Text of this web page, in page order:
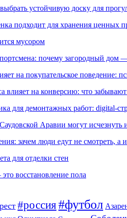
устойчивую доску для
подходит для хранения ценных
мусором
почему загородный дом
на покупательское поведение:
влияет на конверсию: что
для демонтажных работ: digital-
Аравии могут
зачем люди едут не смотреть, а
для отделки стен
восстановление пола
#россия#футбол